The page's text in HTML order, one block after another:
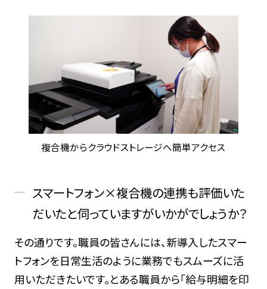
複合機からクラウドストレージへ簡単アクセス
スマートフォン×複合機の連携も評価いた
だいたと伺っていますがいかがでしょうか？
その通りです。職員の皆さんには、新導入したスマー
トフォンを日常生活のように業務でもスムーズに活
用いただきたいです。とある職員から「給与明細を印